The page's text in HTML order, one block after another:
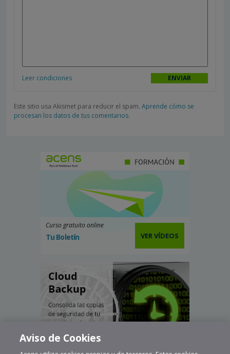
Leer condiciones
Este sitio usa Akismet para reducir el spam. Aprende cómo se
procesan los datos de tus comentarios.
Curso gratuito online
Tu Boletín VER VÍDEOS
Aviso de Cookies